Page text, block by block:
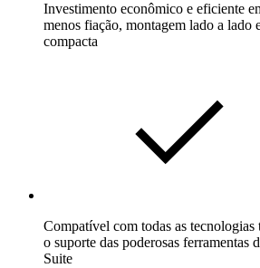
Investimento econômico e eficiente
menos fiação, montagem lado a lado
compacta
Compatível com todas as tecnologias
o suporte das poderosas
Suite